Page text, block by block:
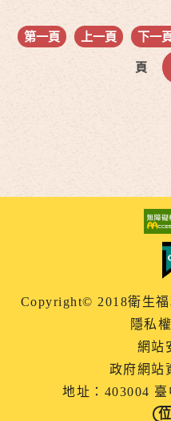
第一頁 上一頁 下一
頁
Copyright© 2018衛生
隱私
網站
政府網站
地址：403004